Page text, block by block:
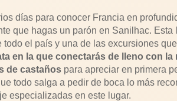
días para conocer Francia en
que hagas un parón en Sanilhac.
todo el país y una de las excursiones
en la que conectarás de lleno con
de castaños para apreciar en primera
todo salga a pedir de boca lo más
especializadas en este lugar.